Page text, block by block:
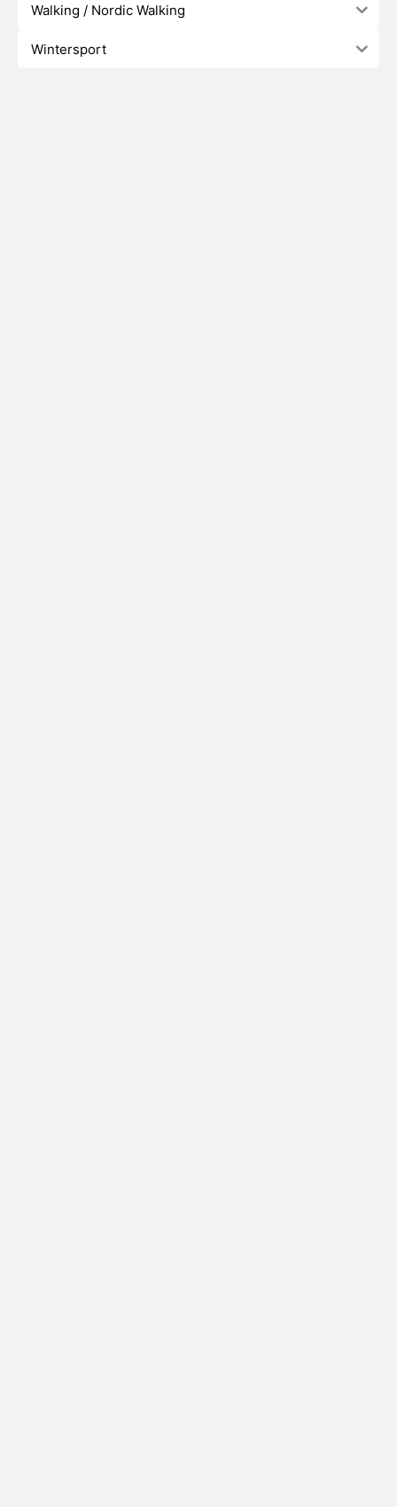
Walking / Nordic Walking
Wintersport